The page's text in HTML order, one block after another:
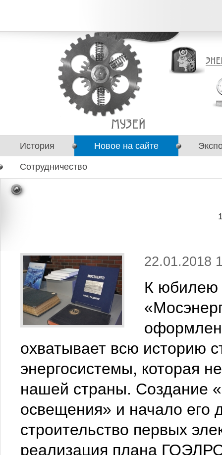
История Новое на сайте
Сотрудничество
22.01.2018
К юбилею
охватывает всю историю
энергосистемы, которая
нашей страны. Создание
освещения» и начало его
строительство первых
реализация плана